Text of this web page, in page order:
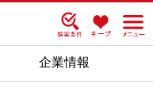
企業情報